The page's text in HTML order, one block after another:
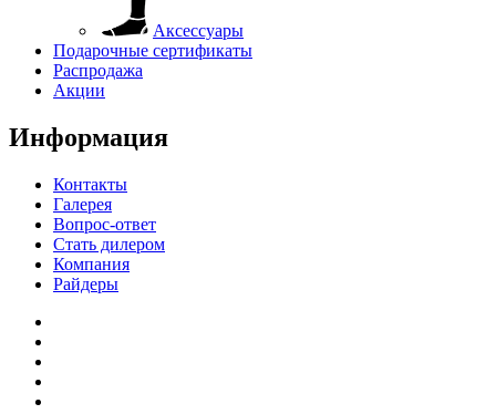
Аксессуары
Подарочные сертификаты
Распродажа
Акции
Информация
Контакты
Галерея
Вопрос-ответ
Стать дилером
Компания
Райдеры